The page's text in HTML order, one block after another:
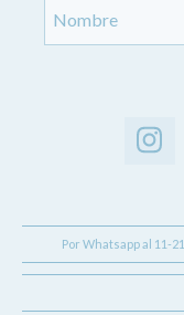
Por Whatsapp al 11-